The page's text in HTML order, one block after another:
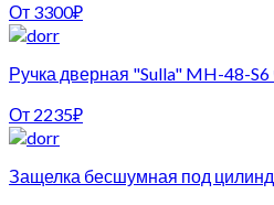
От 3300₽
Ручка дверная "Sulla" MH-48-
От 2235₽
Защелка бесшумная под